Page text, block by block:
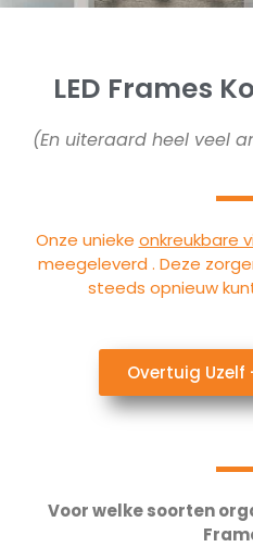
LED Frames
(En uiteraard heel veel
Onze unieke onkreukbare
meegeleverd . Deze
steeds opnieuw
Overtuig Uzelf
Voor welke soorten